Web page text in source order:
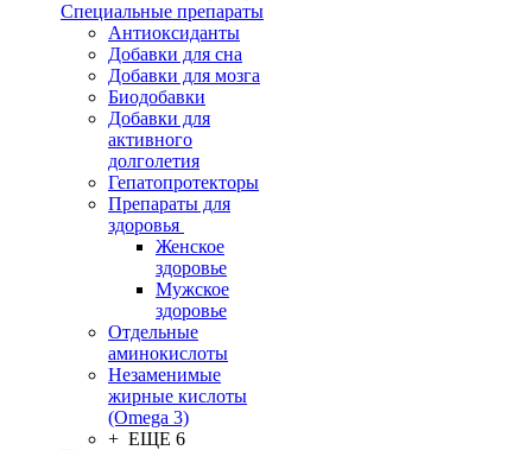
Cпециальные препараты
Антиоксиданты
Добавки для сна
Добавки для мозга
Биодобавки
Добавки для
активного
долголетия
Гепатопротекторы
Препараты для
здоровья
Женское
здоровье
Мужское
здоровье
Отдельные
аминокислоты
Незаменимые
жирные кислоты
(Omega 3)
+ ЕЩЕ 6